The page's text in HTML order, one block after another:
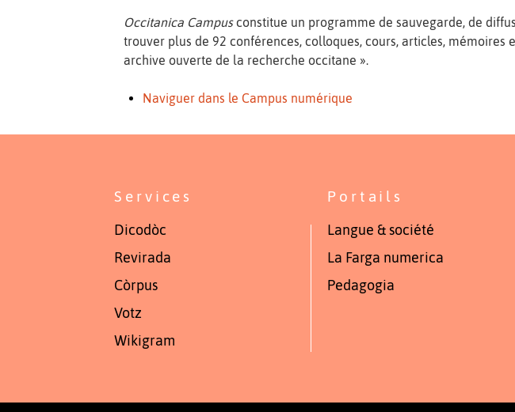
Occitanica Campusconstitue un programme de sauvegarde, de
trouver plus de 92 conférences, colloques, cours, articles, mémoires
archive ouverte de la recherche occitane ».
Naviguer dans le Campus numérique
Services
Dicodòc
Revirada
Còrpus
Votz
Wikigram
Portails
Langue & société
La Farga numerica
Pedagogia